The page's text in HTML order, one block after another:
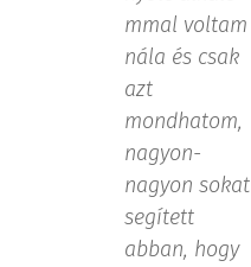
mmal voltam
nála és csak
azt
mondhatom,
nagyon-
nagyon sokat
segített
abban, hogy